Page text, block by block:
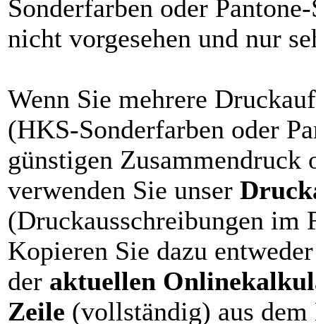
Sonderfarben oder
nicht vorgesehen und nur
Wenn Sie mehrere
(HKS-Sonderfarben oder
günstigen Zusammendruck
verwenden Sie unser
(Druckausschreibungen im
Kopieren Sie dazu
der aktuellen
Zeile (vollständig) aus